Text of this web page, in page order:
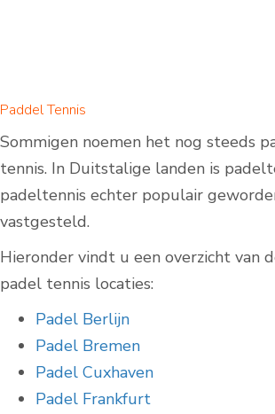
Paddel Tennis
Sommigen noemen het nog steeds
tennis. In Duitstalige landen is
padeltennis echter populair
vastgesteld.
Hieronder vindt u een overzicht van
padel tennis locaties:
Padel Berlijn
Padel Bremen
Padel Cuxhaven
Padel Frankfurt